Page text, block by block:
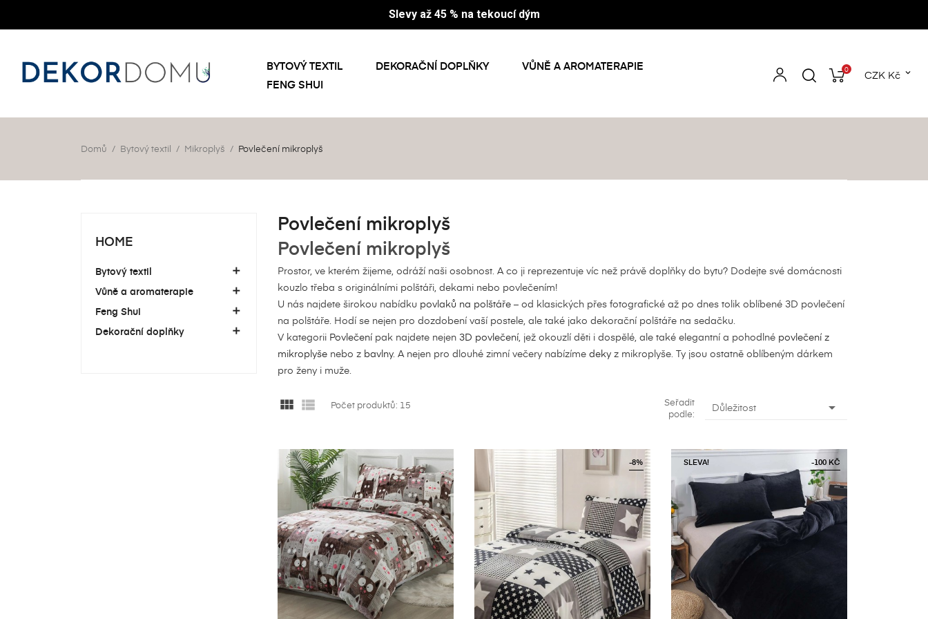
Slevy až 45 % na tekoucí dým
BYTOVÝ TEXTIL DEKORAČNÍ DOPLŇKY
VŮNĚ A AROMATERAPIE
FENG SHUI
0 CZK Kč 
Domů Bytový textil Mikroplyš Povlečení mikroplyš
HOME
Bytový textil 
Vůně a aromaterapie 
Feng Shui 
Dekorační doplňky 
Povlečení mikroplyš
Povlečení mikroplyš
Prostor, ve kterém žijeme, odráží naši osobnost. A co ji reprezentuje víc než právě doplňky do bytu? Dodejte své domácnosti
kouzlo třeba s originálními polštáři, dekami nebo povlečením!
U nás najdete širokou nabídku povlaků na polštáře – od klasických přes fotografické až po dnes tolik oblíbené 3D povlečení
na polštáře. Hodí se nejen pro dozdobení vaší postele, ale také jako dekorační polštáře na sedačku.
V kategorii Povlečení pak najdete nejen 3D povlečení, jež okouzlí děti i dospělé, ale také elegantní a pohodlné povlečení z
mikroplyše nebo z bavlny. A nejen pro dlouhé zimní večery nabízíme deky z mikroplyše. Ty jsou ostatně oblíbeným dárkem
pro ženy i muže.
  Počet produktů: 15
Seřadit
podle:
Důležitost 
-8% SLEVA! -100 KČ